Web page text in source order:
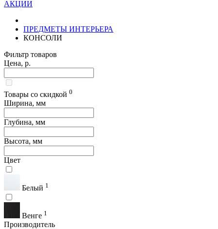
АКЦИИ
ПРЕДМЕТЫ ИНТЕРЬЕРА
КОНСОЛИ
Фильтр товаров
Цена, р.
Товары со скидкой 0
Ширина, мм
Глубина, мм
Высота, мм
Цвет
Белый 1
Венге 1
Производитель